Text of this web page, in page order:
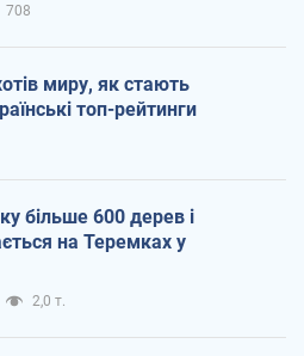
708
миру, як стають
топ-рейтинги
більше 600 дерев і
на Теремках у
2,0 т.